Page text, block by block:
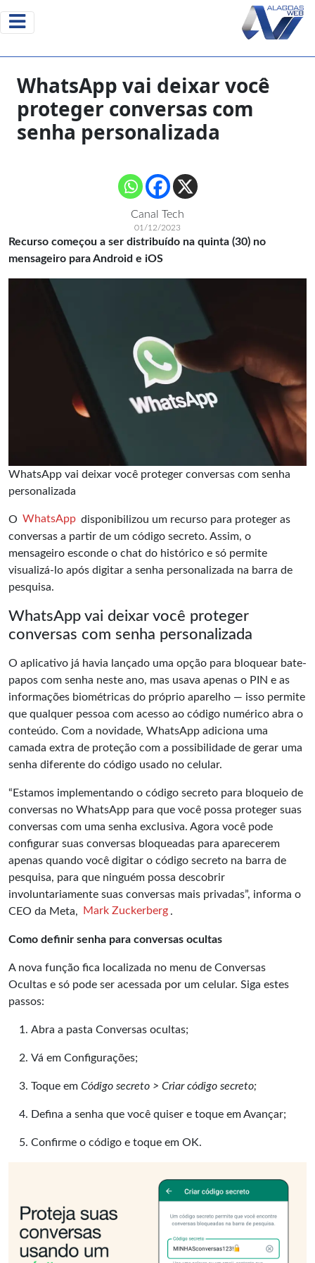
WhatsApp vai deixar você
proteger conversas com
senha personalizada
Canal Tech
01/12/2023
Recurso começou a ser distribuído na quinta (30) no
mensageiro para Android e iOS
WhatsApp vai deixar você proteger conversas com senha
personalizada
O WhatsApp disponibilizou um recurso para proteger as
conversas a partir de um código secreto. Assim, o
mensageiro esconde o chat do histórico e só permite
visualizá-lo após digitar a senha personalizada na barra de
pesquisa.
WhatsApp vai deixar você proteger
conversas com senha personalizada
O aplicativo já havia lançado uma opção para bloquear bate-
papos com senha neste ano, mas usava apenas o PIN e as
informações biométricas do próprio aparelho — isso permite
que qualquer pessoa com acesso ao código numérico abra o
conteúdo. Com a novidade, WhatsApp adiciona uma
camada extra de proteção com a possibilidade de gerar uma
senha diferente do código usado no celular.
“Estamos implementando o código secreto para bloqueio de
conversas no WhatsApp para que você possa proteger suas
conversas com uma senha exclusiva. Agora você pode
configurar suas conversas bloqueadas para aparecerem
apenas quando você digitar o código secreto na barra de
pesquisa, para que ninguém possa descobrir
involuntariamente suas conversas mais privadas”, informa o
CEO da Meta,
Mark Zuckerberg .
Como definir senha para conversas ocultas
A nova função fica localizada no menu de Conversas
Ocultas e só pode ser acessada por um celular. Siga estes
passos:
Abra a pasta Conversas ocultas;
Vá em Configurações;
Toque em Código secreto > Criar código secreto;
Defina a senha que você quiser e toque em Avançar;
Confirme o código e toque em OK.